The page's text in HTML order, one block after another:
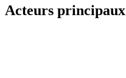
Acteurs principaux